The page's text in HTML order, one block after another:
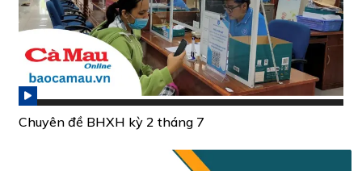
Chuyên đề BHXH kỳ 2 tháng 7